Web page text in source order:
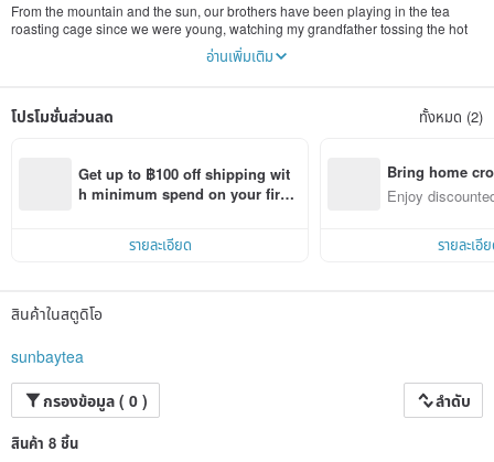
From the mountain and the sun, our brothers have been playing in the tea
roasting cage since we were young, watching my grandfather tossing the hot
tea leaves regardless of the hard work day and night. The tangy aroma and the
temperature felt by the skin make every tea brewed into the warmth of
with the modern roasting process inherited from grandpa's century-old roasting
No. 363, Section 2, Heping East Road, Daan District, Shanbei Ping Wolong
No. 367, Section 1, Hu Road, Neihu District, Shanbei Neihu Technology Store
Taoyuan
Shanbake Taoyuan Chenggong Store No. 7, Section 1, Chenggong Road,
New Taipei
No. 26, Chongqing Road, Banqiao District, Fuzhong Store, Banqiao, Shanbei
Keelung
No. 32, Yier Road, Zhongzheng District, Shanbake Kee Longyi Second Store
อ่านเพิ่มเติม
โปรโมชั่นส่วนลด ทั้งหมด (2)
Get up to ฿100 off shipping wit
h minimum spend on your first
รายละเอียด
Bring home
n with ease
Enjoy
รายละเอี
สินค้าในสตูดิโอ
sunbaytea
กรองข้อมูล ( 0 )
ลำดับ
สินค้า 8 ชิ้น